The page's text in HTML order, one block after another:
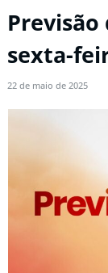
sexta-
22 de maio de 2025